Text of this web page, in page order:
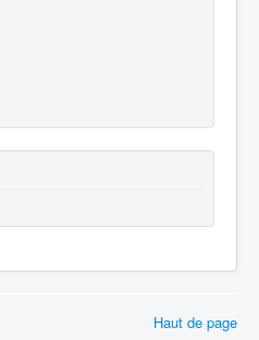
Haut de page